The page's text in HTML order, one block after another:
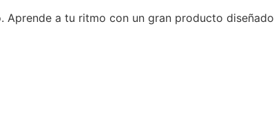
a tu ritmo con un gran producto